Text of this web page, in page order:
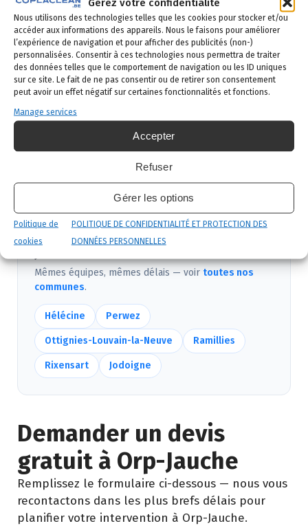
Nous utilisons des technologies telles que les cookies pour stocker et/ou
accéder aux informations des appareils. Nous le faisons pour améliorer
l’expérience de navigation et pour afficher des publicités (non-)
personnalisées. Consentir à ces technologies nous permettra de traiter
des données telles que le comportement de navigation ou les ID uniques
sur ce site. Le fait de ne pas consentir ou de retirer son consentement
peut avoir un effet négatif sur certaines fonctionnalités et fonctions.
Manage services
Accepter
Refuser
Gérer les options
Politique de
cookies
POLITIQUE DE CONFIDENTIALITÉ ET PROTECTION DES
DONNÉES PERSONNELLES
formulaire ci-dessous ou vous nous appelez au
02 523 21 89. Réponse sous 24h.
Diagnostic gratuit: notre technicien vient
identifier la nuisance et son origine.
Intervention ciblée
produits certifiés, sécurité maximale, discrétion
: visite de contrôle et garantie
de résultat.
Nous intervenons aussi près de Orp-
Mêmes équipes, mêmes délais — voir toutes nos
communes.
Hélécine Perwez
Ottignies-Louvain-la-Neuve Ramillies
Rixensart Jodoigne
Demander un devis
gratuit à Orp-Jauche
Remplissez le formulaire ci-dessous — nous vous
recontactons dans les plus brefs délais pour
planifier votre intervention à Orp-Jauche.